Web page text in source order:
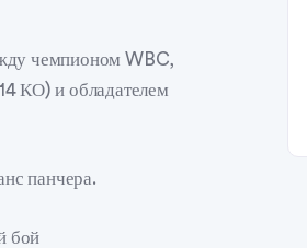
чемпионом WBC,
КО) и обладателем
панчера.
бой